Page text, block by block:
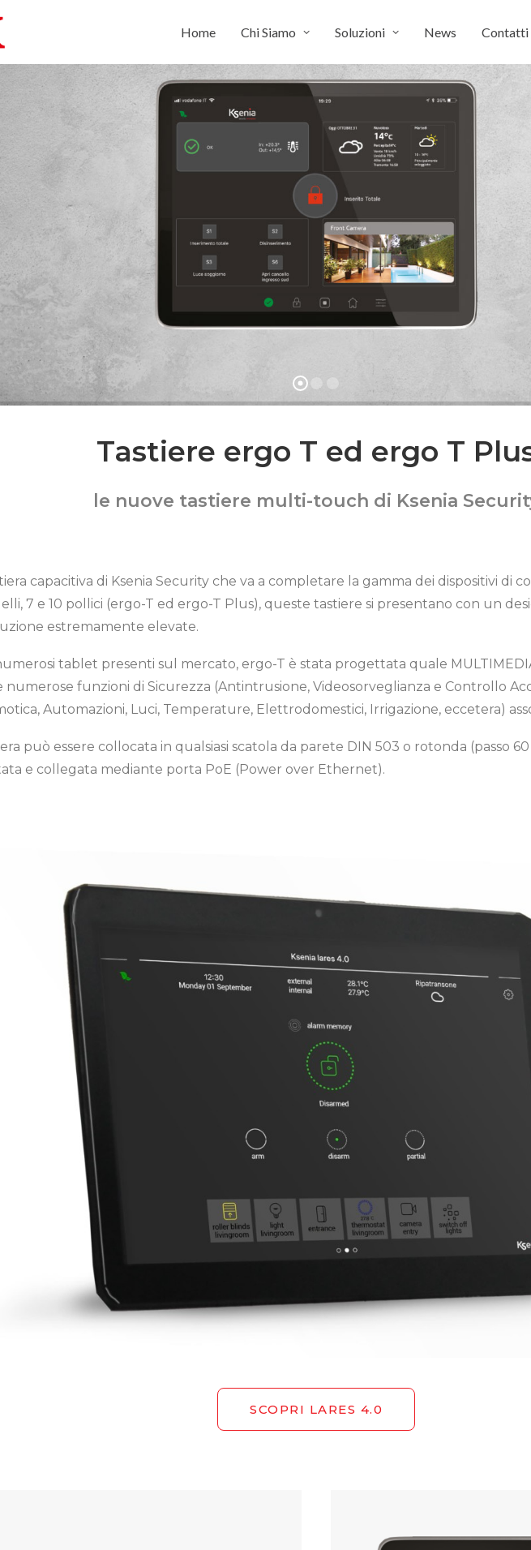
Home Chi Siamo Soluzioni News Contatti
Tastiere ergo T ed ergo T
le nuove tastiere multi-touch di Ksenia
capacitiva di Ksenia Security che va a completare la gamma dei dispositivi di
7 e 10 pollici (ergo-T ed ergo-T Plus), queste tastiere si presentano con un
estremamente elevate.
tablet presenti sul mercato, ergo-T è stata progettata quale
funzioni di Sicurezza (Antintrusione, Videosorveglianza e Controllo
Automazioni, Luci, Temperature, Elettrodomestici, Irrigazione, eccetera)
può essere collocata in qualsiasi scatola da parete DIN 503 o rotonda (passo
e collegata mediante porta PoE (Power over Ethernet).
SCOPRI LARES 4.0